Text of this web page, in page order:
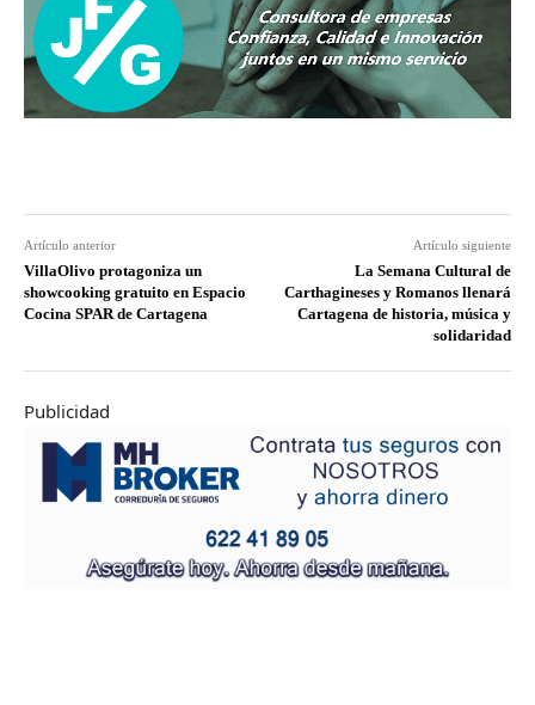
Artículo anterior
VillaOlivo protagoniza un
showcooking gratuito en Espacio
Cocina SPAR de Cartagena
Artículo siguiente
La Semana Cultural de
Carthagineses y Romanos llenará
Cartagena de historia, música y
solidaridad
Publicidad